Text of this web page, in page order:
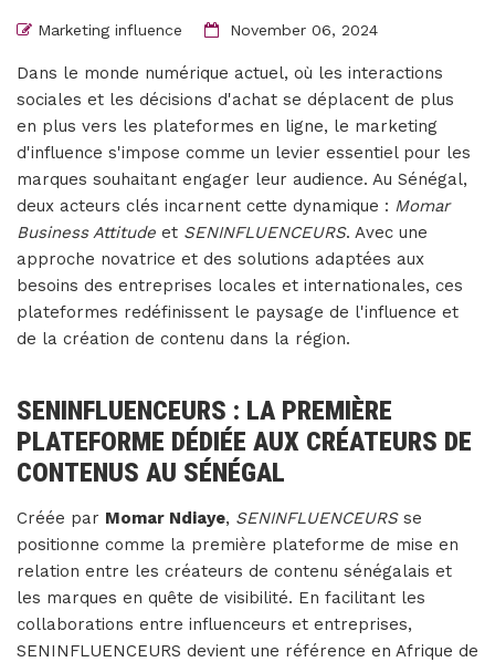
Marketing influence November 06, 2024
Dans le monde numérique actuel, où les interactions
sociales et les décisions d'achat se déplacent de plus
en plus vers les plateformes en ligne, le marketing
d'influence s'impose comme un levier essentiel pour les
marques souhaitant engager leur audience. Au Sénégal,
deux acteurs clés incarnent cette dynamique : Momar
Business Attitude et SENINFLUENCEURS. Avec une
approche novatrice et des solutions adaptées aux
besoins des entreprises locales et internationales, ces
plateformes redéfinissent le paysage de l'influence et
de la création de contenu dans la région.
SENINFLUENCEURS : LA PREMIÈRE
PLATEFORME DÉDIÉE AUX CRÉATEURS DE
CONTENUS AU SÉNÉGAL
Créée par Momar Ndiaye, SENINFLUENCEURSse
positionne comme la première plateforme de mise en
relation entre les créateurs de contenu sénégalais et
les marques en quête de visibilité. En facilitant les
collaborations entre influenceurs et entreprises,
SENINFLUENCEURS devient une référence en Afrique de